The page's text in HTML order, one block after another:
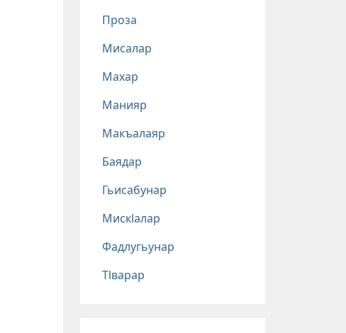
Проза
Мисалар
Махар
Манияр
Макъалаяр
Баядар
Гьисабунар
Мискlалар
Фадлугьунар
Тlварар